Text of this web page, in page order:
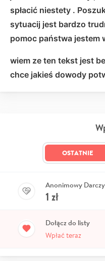
spłacić niestety .
sytuacij jest bardzo
pomoc państwa jestem
wiem ze ten tekst jest
chce jakieś dowody
OSTATNIE
Anonimowy
1 zł
Dołącz do listy
Wpłać teraz